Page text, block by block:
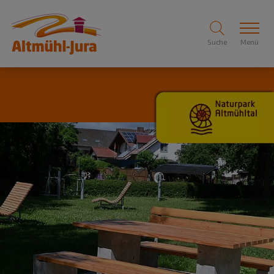
Suche Menü